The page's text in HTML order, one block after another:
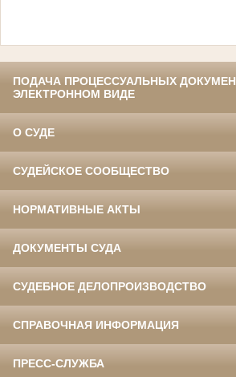
ПОДАЧА ПРОЦЕССУАЛЬНЫХ
ЭЛЕКТРОННОМ ВИДЕ
О СУДЕ
СУДЕЙСКОЕ СООБЩЕСТВО
НОРМАТИВНЫЕ АКТЫ
ДОКУМЕНТЫ СУДА
СУДЕБНОЕ ДЕЛОПРОИЗВОДСТВО
СПРАВОЧНАЯ ИНФОРМАЦИЯ
ПРЕСС-СЛУЖБА